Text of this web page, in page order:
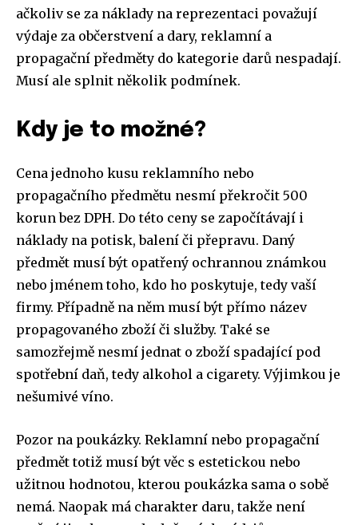
ačkoliv se za náklady na reprezentaci považují
výdaje za občerstvení a dary, reklamní a
propagační předměty do kategorie darů nespadají.
Musí ale splnit několik podmínek.
Kdy je to možné?
Cena jednoho kusu reklamního nebo
propagačního předmětu nesmí překročit 500
korun bez DPH. Do této ceny se započítávají i
náklady na potisk, balení či přepravu. Daný
předmět musí být opatřený ochrannou známkou
nebo jménem toho, kdo ho poskytuje, tedy vaší
firmy. Případně na něm musí být přímo název
propagovaného zboží či služby. Také se
samozřejmě nesmí jednat o zboží spadající pod
spotřební daň, tedy alkohol a cigarety. Výjimkou je
nešumivé víno.
Pozor na poukázky. Reklamní nebo propagační
předmět totiž musí být věc s estetickou nebo
užitnou hodnotou, kterou poukázka sama o sobě
nemá. Naopak má charakter daru, takže není